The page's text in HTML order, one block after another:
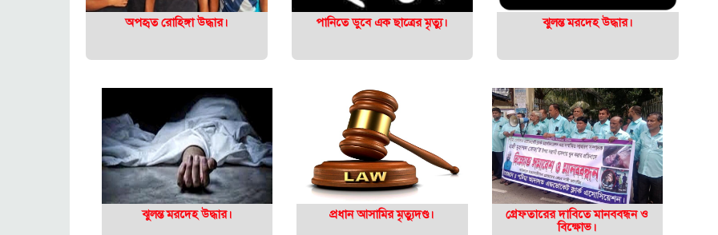
অপহৃত রোহিঙ্গা উদ্ধার। পানিতে ডুবে এক ছাত্রের মৃত্যু। ঝুলন্ত মরদেহ উদ্ধার।
ঝুলন্ত মরদেহ উদ্ধার। প্রধান আসামির মৃত্যুদণ্ড।
গ্রেফতারের দাবিতে মানববন্ধন ও
বিক্ষোভ।